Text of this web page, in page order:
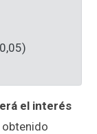
el interés
obtenido